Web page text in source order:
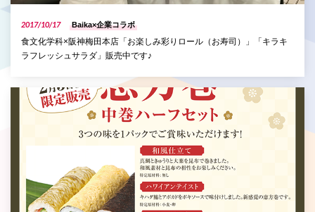
2017/10/17 Baika×企業コラボ
食文化学科×阪神梅田本店「お楽しみ彩りロール（お寿司）」「キラキ
ラフレッシュサラダ」販売中です♪